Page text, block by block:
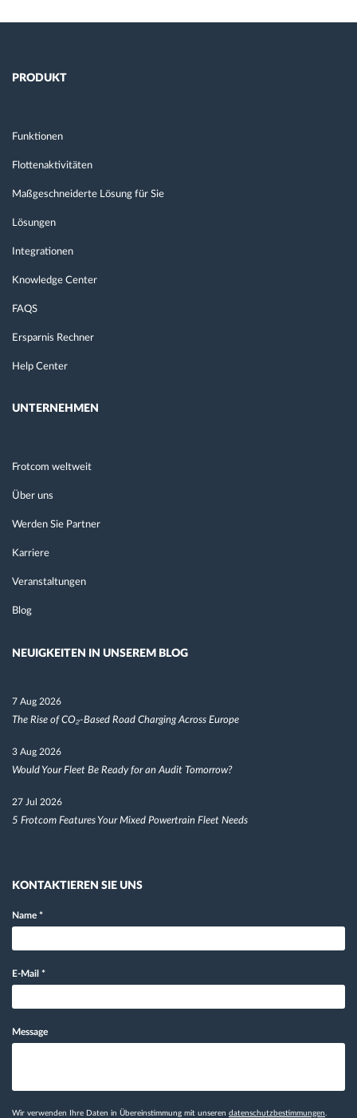
PRODUKT
Funktionen
Flottenaktivitäten
Maßgeschneiderte Lösung für Sie
Lösungen
Integrationen
Knowledge Center
FAQS
Ersparnis Rechner
Help Center
UNTERNEHMEN
Frotcom weltweit
Über uns
Werden Sie Partner
Karriere
Veranstaltungen
Blog
NEUIGKEITEN IN UNSEREM BLOG
7 Aug 2026
The Rise of CO₂-Based Road Charging Across Europe
3 Aug 2026
Would Your Fleet Be Ready for an Audit Tomorrow?
27 Jul 2026
5 Frotcom Features Your Mixed Powertrain Fleet Needs
KONTAKTIEREN SIE UNS
Name *
E-Mail *
Message
Wir verwenden Ihre Daten in Übereinstimmung mit unseren datenschutzbestimmungen